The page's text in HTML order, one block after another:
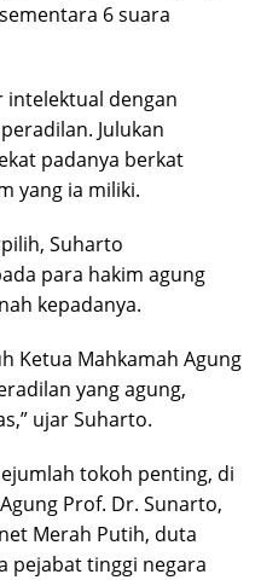
6 suara
intelektual dengan
Julukan
padanya berkat
yang ia miliki.
Suharto
para hakim agung
kepadanya.
Ketua Mahkamah Agung
yang agung,
ujar Suharto.
tokoh penting, di
Prof. Dr. Sunarto,
Merah Putih, duta
pejabat tinggi negara